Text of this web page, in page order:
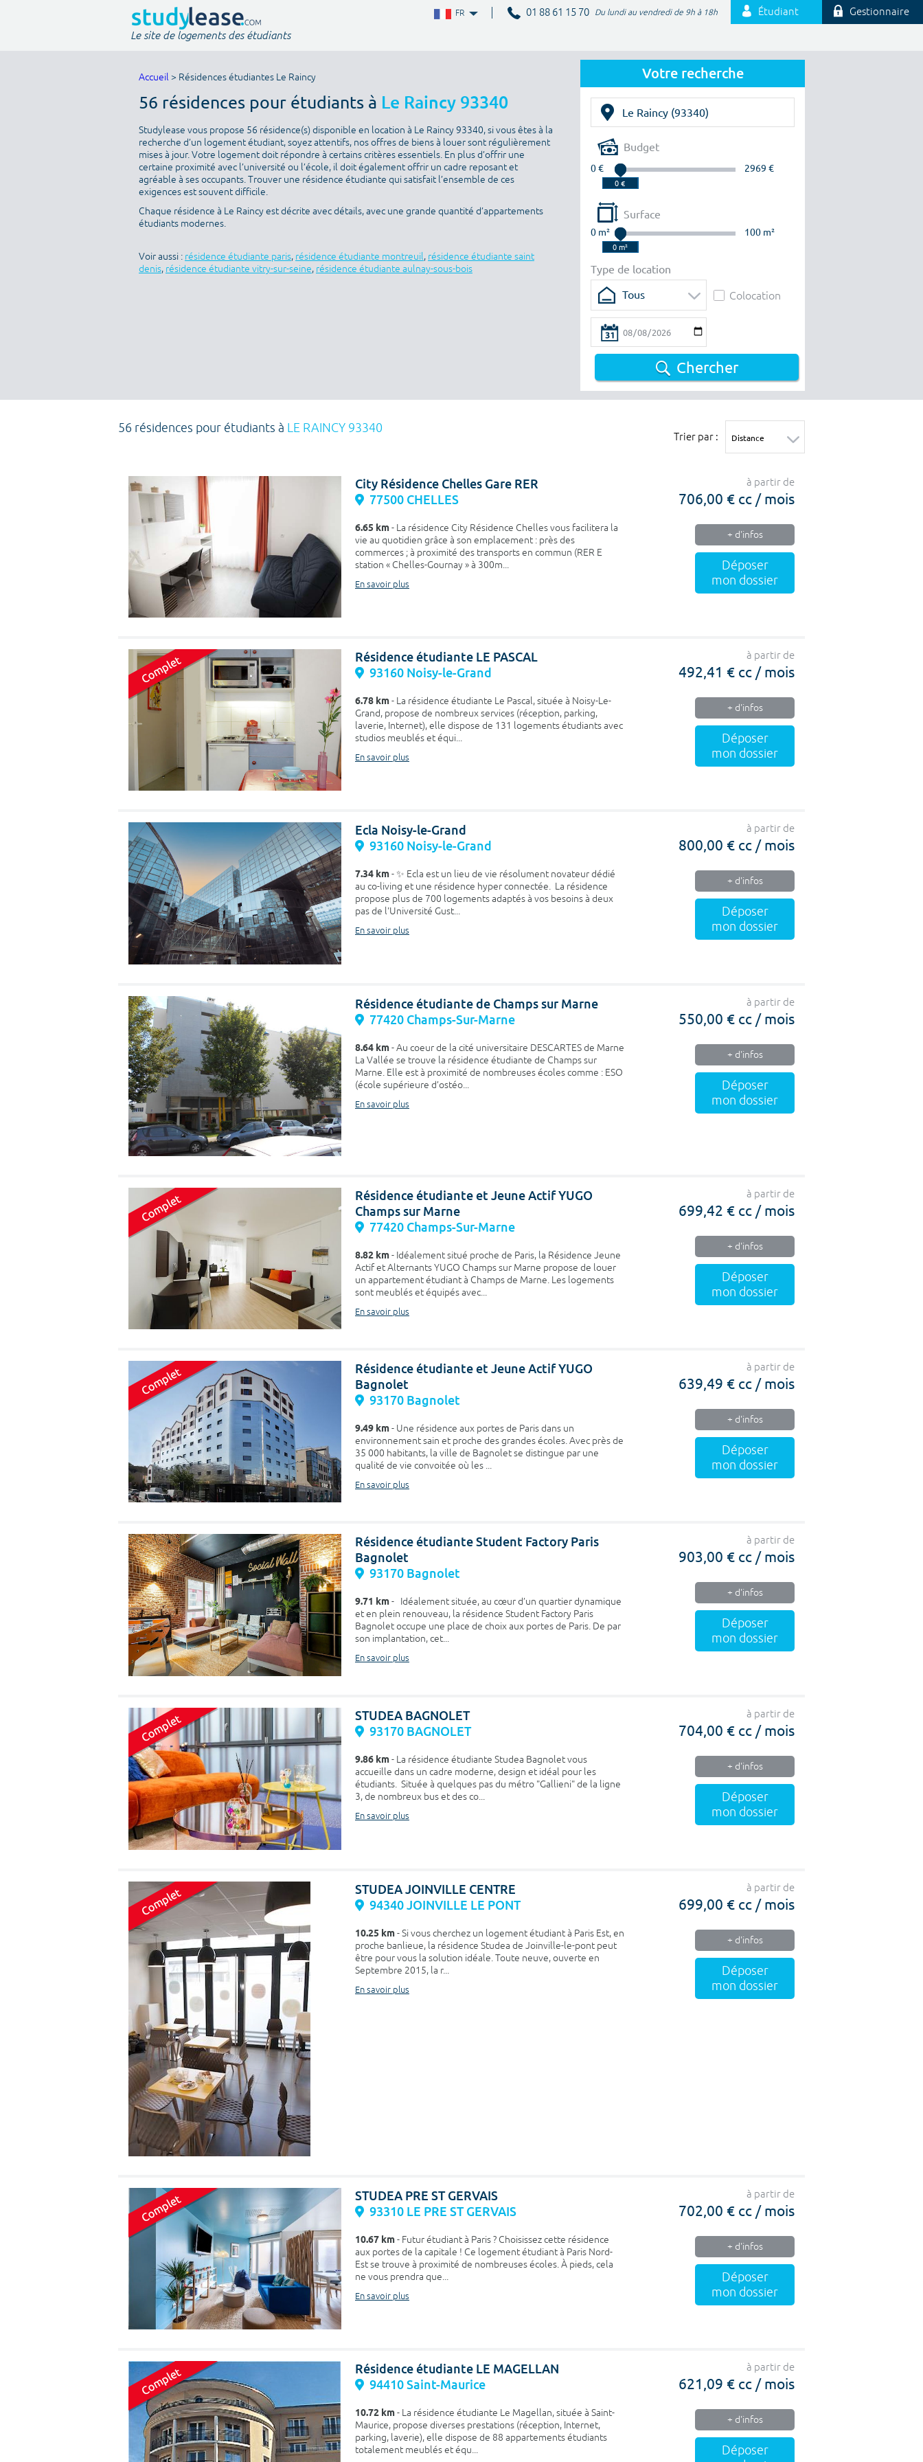
FR 01 88 61 15 70 Du lundi au vendredi de 9h à 18h Étudiant Gestionnaire
Le site de logements des étudiants
Votre recherche
Budget
0 € 2969 €
Surface
0 m² 100 m²
Type de location
Tous
Colocation
Chercher
Accueil > Résidences étudiantes Le Raincy
56 résidences pour étudiants à Le Raincy 93340
Studylease vous propose 56 résidence(s) disponible en location à Le Raincy 93340, si vous êtes à la
recherche d’un logement étudiant, soyez attentifs, nos offres de biens à louer sont régulièrement
mises à jour. Votre logement doit répondre à certains critères essentiels. En plus d’offrir une
certaine proximité avec l’université ou l’école, il doit également offrir un cadre reposant et
agréable à ses occupants. Trouver une résidence étudiante qui satisfait l’ensemble de ces
exigences est souvent difficile.
Chaque résidence à Le Raincy est décrite avec détails, avec une grande quantité d’appartements
étudiants modernes.
Voir aussi : résidence étudiante paris, résidence étudiante montreuil, résidence étudiante saint
denis, résidence étudiante vitry-sur-seine, résidence étudiante aulnay-sous-bois
56 résidences pour étudiants à LE RAINCY 93340
Trier par :
City Résidence Chelles Gare RER
77500 CHELLES
6.65 km- La résidence City Résidence Chelles vous facilitera la
vie au quotidien grâce à son emplacement : près des
commerces ; à proximité des transports en commun (RER E
station « Chelles-Gournay » à 300m...
En savoir plus
à partir de
706,00 € cc / mois
+ d'infos
Déposer
mon dossier
Résidence étudiante LE PASCAL
93160 Noisy-le-Grand
6.78 km- La résidence étudiante Le Pascal, située à Noisy-Le-
Grand, propose de nombreux services (réception, parking,
laverie, Internet), elle dispose de 131 logements étudiants avec
studios meublés et équi...
En savoir plus
à partir de
492,41 € cc / mois
+ d'infos
Déposer
mon dossier
Ecla Noisy-le-Grand
93160 Noisy-le-Grand
7.34 km- ✨ Ecla est un lieu de vie résolument novateur dédié
au co-living et une résidence hyper connectée. La résidence
propose plus de 700 logements adaptés à vos besoins à deux
pas de l'Université Gust...
En savoir plus
à partir de
800,00 € cc / mois
+ d'infos
Déposer
mon dossier
Résidence étudiante de Champs sur Marne
77420 Champs-Sur-Marne
8.64 km- Au coeur de la cité universitaire DESCARTES de Marne
La Vallée se trouve la résidence étudiante de Champs sur
Marne. Elle est à proximité de nombreuses écoles comme : ESO
(école supérieure d’ostéo...
En savoir plus
à partir de
550,00 € cc / mois
+ d'infos
Déposer
mon dossier
Résidence étudiante et Jeune Actif YUGO
Champs sur Marne
77420 Champs-Sur-Marne
8.82 km- Idéalement situé proche de Paris, la Résidence Jeune
Actif et Alternants YUGO Champs sur Marne propose de louer
un appartement étudiant à Champs de Marne. Les logements
sont meublés et équipés avec...
En savoir plus
à partir de
699,42 € cc / mois
+ d'infos
Déposer
mon dossier
Résidence étudiante et Jeune Actif YUGO
Bagnolet
93170 Bagnolet
9.49 km- Une résidence aux portes de Paris dans un
environnement sain et proche des grandes écoles. Avec près de
35 000 habitants, la ville de Bagnolet se distingue par une
qualité de vie convoitée où les ...
En savoir plus
à partir de
639,49 € cc / mois
+ d'infos
Déposer
mon dossier
Résidence étudiante Student Factory Paris
Bagnolet
93170 Bagnolet
9.71 km- Idéalement située, au cœur d’un quartier dynamique
et en plein renouveau, la résidence Student Factory Paris
Bagnolet occupe une place de choix aux portes de Paris. De par
son implantation, cet...
En savoir plus
à partir de
903,00 € cc / mois
+ d'infos
Déposer
mon dossier
STUDEA BAGNOLET
93170 BAGNOLET
9.86 km- La résidence étudiante Studea Bagnolet vous
accueille dans un cadre moderne, design et idéal pour les
étudiants. Située à quelques pas du métro "Gallieni" de la ligne
3, de nombreux bus et des co...
En savoir plus
à partir de
704,00 € cc / mois
+ d'infos
Déposer
mon dossier
STUDEA JOINVILLE CENTRE
94340 JOINVILLE LE PONT
10.25 km- Si vous cherchez un logement étudiant à Paris Est, en
proche banlieue, la résidence Studea de Joinville-le-pont peut
être pour vous la solution idéale. Toute neuve, ouverte en
Septembre 2015, la r...
En savoir plus
à partir de
699,00 € cc / mois
+ d'infos
Déposer
mon dossier
STUDEA PRE ST GERVAIS
93310 LE PRE ST GERVAIS
10.67 km- Futur étudiant à Paris ? Choisissez cette résidence
aux portes de la capitale ! Ce logement étudiant à Paris Nord-
Est se trouve à proximité de nombreuses écoles. À pieds, cela
ne vous prendra que...
En savoir plus
à partir de
702,00 € cc / mois
+ d'infos
Déposer
mon dossier
Résidence étudiante LE MAGELLAN
94410 Saint-Maurice
10.72 km- La résidence étudiante Le Magellan, située à Saint-
Maurice, propose diverses prestations (réception, Internet,
parking, laverie), elle dispose de 88 appartements étudiants
totalement meublés et équ...
à partir de
621,09 € cc / mois
+ d'infos
Déposer